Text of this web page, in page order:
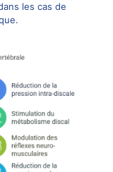
les cas de